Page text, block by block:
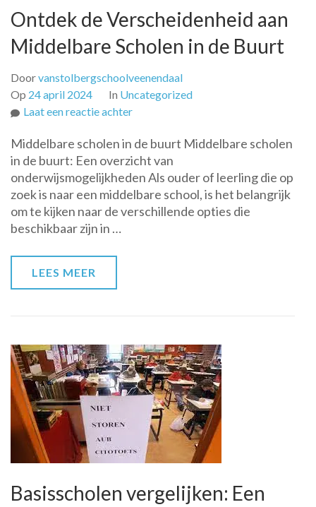
Ontdek de Verscheidenheid aan
Middelbare Scholen in de Buurt
Doorvanstolbergschoolveenendaal
Op 24 april 2024 In Uncategorized
Laat een reactie achterop
de
Verscheidenheid
aan
Middelbare
Scholen
Middelbare scholen in de buurt Middelbare scholen
in de buurt: Een overzicht van
onderwijsmogelijkheden Als ouder of leerling die op
zoek is naar een middelbare school, is het belangrijk
om te kijken naar de verschillende opties die
beschikbaar zijn in …
LEES MEER
Basisscholen vergelijken: Een